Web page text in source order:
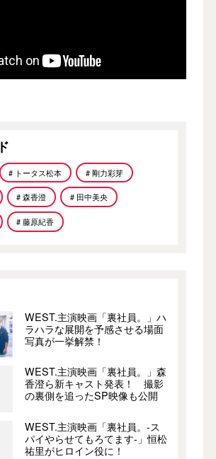
# トータス松本 # 剛力彩芽
# 森香澄 # 田中美央
# 藤原紀香
WEST.主演映画「裏社員。」ハ
ラハラな展開を予感させる場面
写真が一挙解禁！
WEST.主演映画「裏社員。」森
香澄ら新キャスト発表！ 撮影
の裏側を追ったSP映像も公開
WEST.主演映画「裏社員。-ス
パイやらせてもろてます-」恒松
祐里がヒロイン役に！